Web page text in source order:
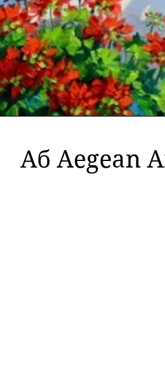
Аб Aegean